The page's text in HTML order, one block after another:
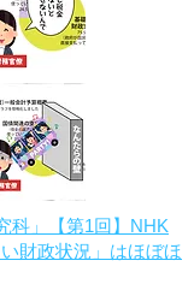
科」【第1回】NHK
財政状況」はほぼほ